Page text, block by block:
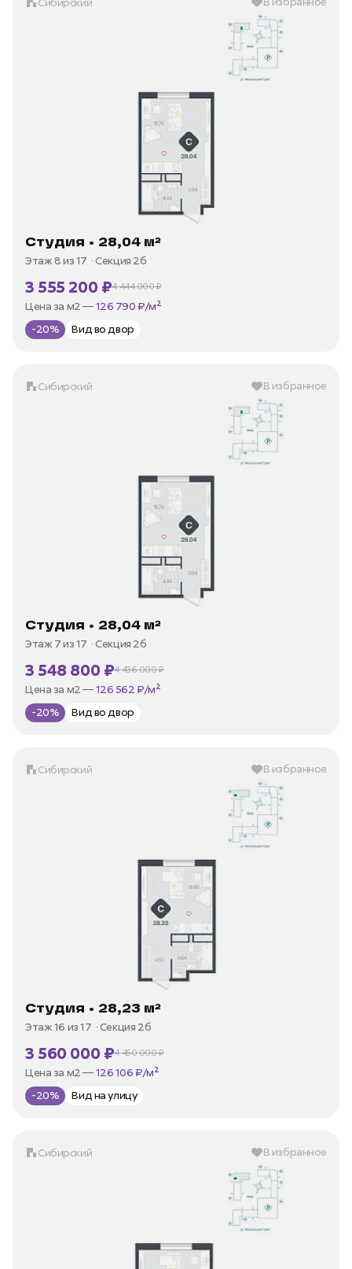
Студия • 28,04 м²
Этаж 8 из 17 Секция 2б
3 555 200 ₽4 444 000 ₽
В ипотеку —от 17 052 ₽/мес
Цена за м2 —
-20% Вид во двор
Сибирский В избранное
Студия • 28,04 м²
Этаж 7 из 17 Секция 2б
3 548 800 ₽4 436 000 ₽
В ипотеку —от 17 021 ₽/мес
Цена за м2 —
-20% Вид во двор
Сибирский В избранное
Студия • 28,23 м²
Этаж 16 из 17 Секция 2б
3 560 000 ₽4 450 000 ₽
В ипотеку —от 17 075 ₽/мес
Цена за м2 —
-20% Вид на улицу
Сибирский В избранное